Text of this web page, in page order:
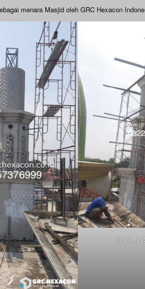
menara Masjid oleh GRC Hexacon
property